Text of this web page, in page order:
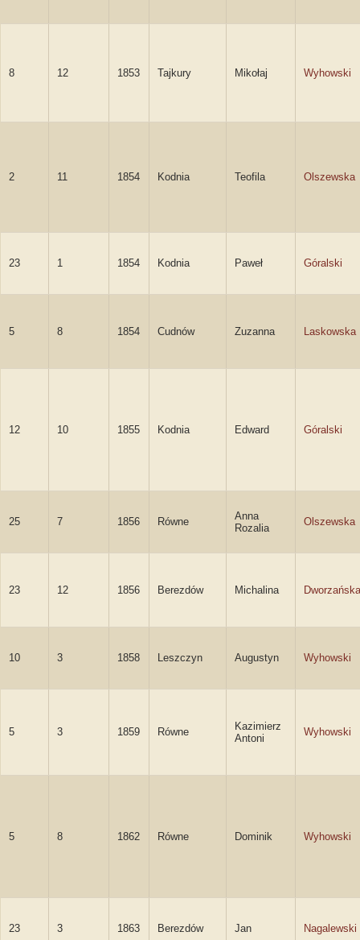
8 12 1853 Tajkury Mikołaj Wyhowski
2 11 1854 Kodnia Teofila Olszewska
23 1 1854 Kodnia Paweł Góralski
5 8 1854 Cudnów Zuzanna Laskowska
12 10 1855 Kodnia Edward Góralski
25 7 1856 Równe
Anna
Rozalia
Olszewska
23 12 1856 Berezdów Michalina Dworzańska
10 3 1858 Leszczyn Augustyn Wyhowski
5 3 1859 Równe
Kazimierz
Antoni
Wyhowski
5 8 1862 Równe Dominik Wyhowski
23 3 1863 Berezdów Jan Nagalewski